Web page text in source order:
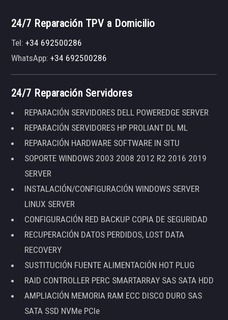
24/7 Reparación TPV a Domicilio
Tel:+34 692500286
WhatsApp:+34 692500286
24/7 Reparación Servidores
REPARACIÓN SERVIDORES DELL POWEREDGE SERVER
REPARACIÓN SERVIDORES HP PROLIANT DL ML
REPARACIÓN HARDWARE SOFTWARE IN SITU
SOPORTE WINDOWS 2003 2008 2012 R2 2016 2019
SERVER
INSTALACIÓN/CONFIGURACIÓN WINDOWS SERVER
LINUX SERVER
CONFIGURACIÓN RED BACKUP COPIA DE SEGURIDAD
RECUPERACIÓN DATOS PERDIDOS, LOST DATA
RECOVERY
SUSTITUCIÓN FUENTE ALIMENTACIÓN HOT PLUG
RAID CONTROLLER PERC SMARTARRAY SAS SATA HDD
AMPLIACIÓN MEMORIA RAM ECC DISCO DURO SAS
SATA SSD NVMe PCIe